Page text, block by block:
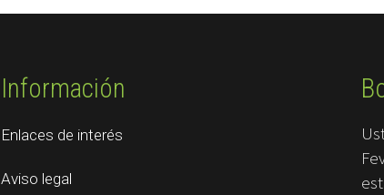
Información
Enlaces de interés
Aviso legal